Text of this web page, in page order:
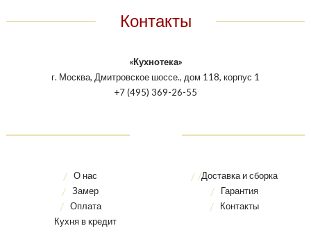
Контакты
«Кухнотека»
г. Москва, Дмитровское шоссе., дом 118, корпус 1
+7 (495) 369-26-55
О нас
Замер
Оплата
Кухня в кредит
Доставка и сборка
Гарантия
Контакты